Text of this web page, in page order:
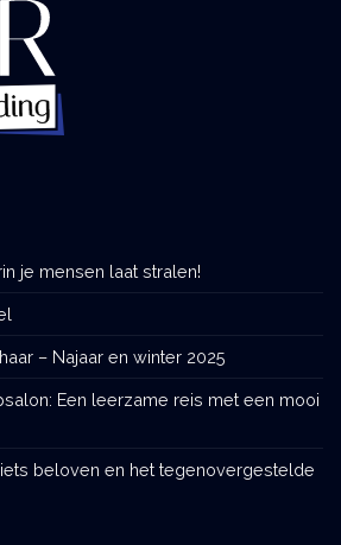
je mensen laat stralen!
– Najaar en winter 2025
Een leerzame reis met een mooi
beloven en het tegenovergestelde